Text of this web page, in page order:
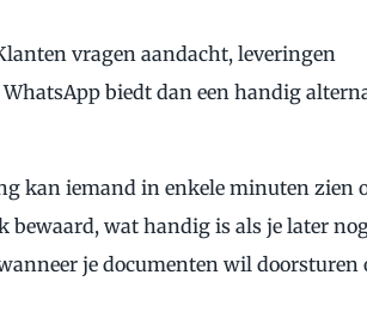
vragen aandacht, leveringen
biedt dan een handig
kan iemand in enkele minuten zien
wat handig is als je later
je documenten wil doorsturen